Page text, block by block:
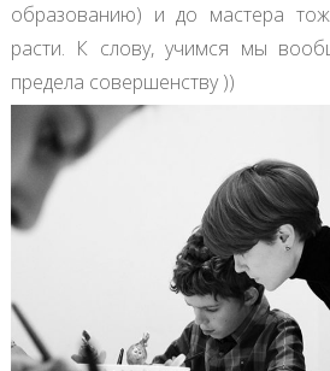
образованию) и до мастера
расти. К слову, учимся мы
предела совершенству ))